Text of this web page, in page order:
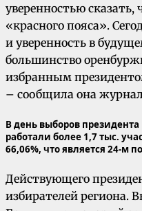
уверенностью
«красного пояса».
и уверенность в
большинство
избранным
– сообщила она
В день выборов
работали более 1,7 тыс.
66,06%, что является 24-м
Действующего
избирателей региона.